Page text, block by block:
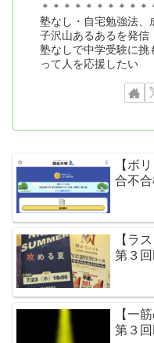
＊＊＊＊＊＊＊＊＊＊
塾なし・自宅勉強法、
子沢山あるあるを発信
塾なしで中学受験に挑
って人を応援したい
【ボ
合不
【ラ
第３
【一
第３